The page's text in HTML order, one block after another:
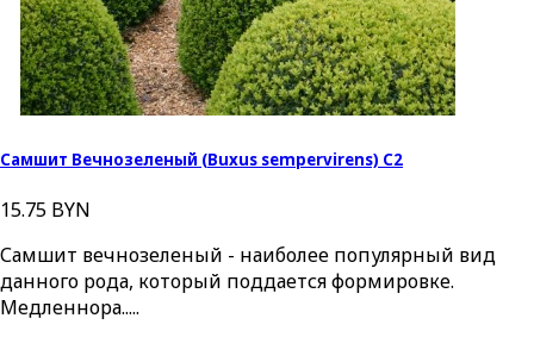
Самшит Вечнозеленый (Buxus sempervirens) С2
15.75 BYN
Самшит вечнозеленый - наиболее популярный вид
данного рода, который поддается формировке.
Медленнора.....